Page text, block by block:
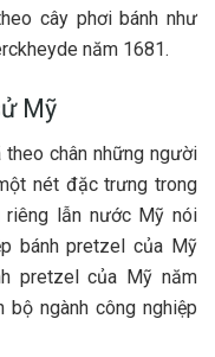
cây phơi bánh như
năm 1681.
Mỹ
chân những người
nét đặc trưng trong
riêng lẫn nước Mỹ nói
bánh pretzel của Mỹ
pretzel của Mỹ năm
bộ ngành công nghiệp